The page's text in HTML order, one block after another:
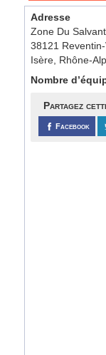
Adresse
Zone Du Salvant
38121
Isère, Rhône-
Nombre
Partagez
Facebook